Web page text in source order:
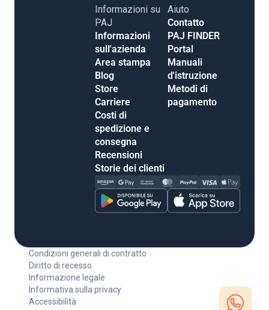
Informazioni su
PAJ
Informazioni
sull'azienda
Area stampa
Blog
Store
Carriere
Costi di
spedizione e
consegna
Recensioni
Storie dei clienti
Aiuto
Contatto
PAJ FINDER
Portal
Manuali
d'istruzione
Metodi di
pagamento
Condizioni generali di contratto
Diritto di recesso
Informazione legale
Informativa sulla privacy
Accessibilità